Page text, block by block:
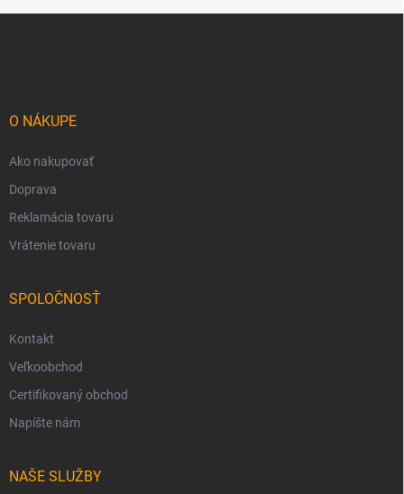
O NÁKUPE
Ako nakupovať
Doprava
Reklamácia tovaru
Vrátenie tovaru
SPOLOČNOSŤ
Kontakt
Veľkoobchod
Certifikovaný obchod
Napíšte nám
NAŠE SLUŽBY